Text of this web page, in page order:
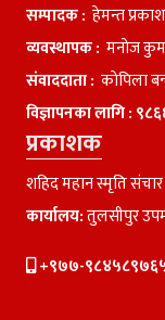
सम्पादक : हेमन्त
व्यवस्थापक : मनाेज
संवाददाता : काेपिला
विज्ञापनका लागि :
प्रकाशक
शहिद महान स्मृति संचार
कार्यालय:तुलसीपुर
+९७७-